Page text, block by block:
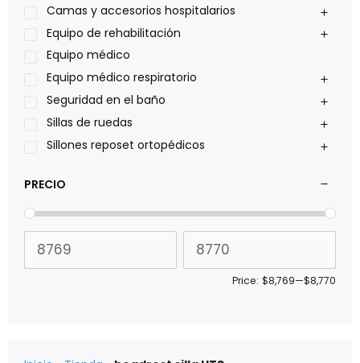
Philips
Pride
Roho
Sillas de ruedas Everest Jennings
Stealth products
Xiehe Medical
Camas y accesorios hospitalarios
Equipo de rehabilitación
Equipo médico
Equipo médico respiratorio
Seguridad en el baño
Sillas de ruedas
Sillones reposet ortopédicos
PRECIO
Price: $8,769—$8,770